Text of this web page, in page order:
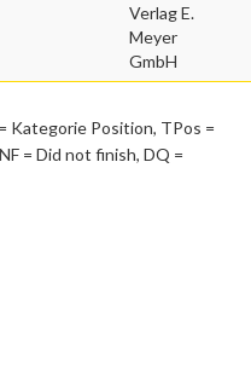
Verlag E.
Meyer
GmbH
Kategorie Position, TPos =
= Did not finish, DQ =